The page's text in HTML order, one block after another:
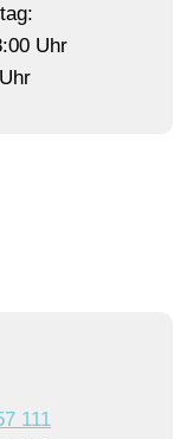
Uhr
111